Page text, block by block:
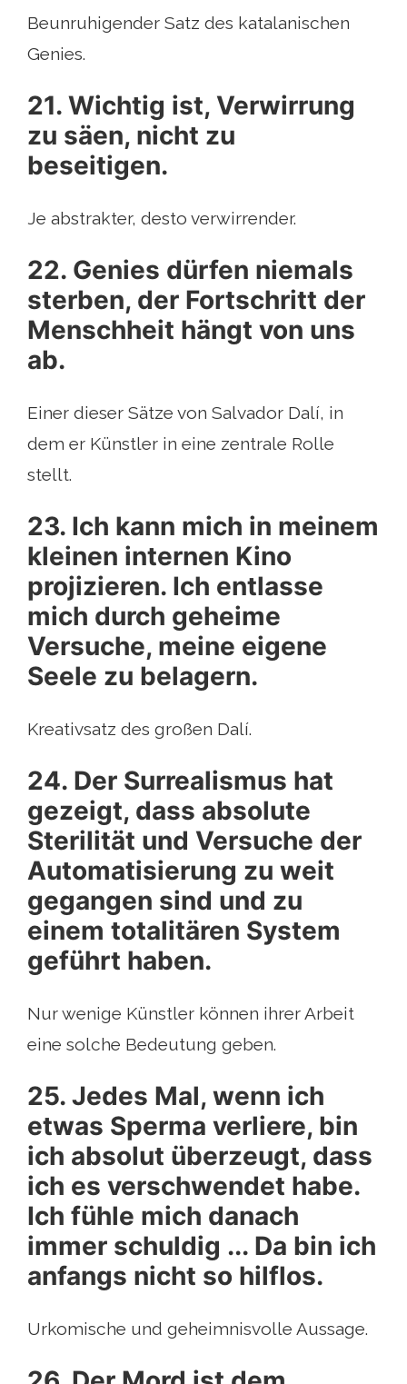
Beunruhigender Satz des katalanischen
Genies.
21. Wichtig ist, Verwirrung
zu säen, nicht zu
beseitigen.
Je abstrakter, desto verwirrender.
22. Genies dürfen niemals
sterben, der Fortschritt der
Menschheit hängt von uns
ab.
Einer dieser Sätze von Salvador Dalí, in
dem er Künstler in eine zentrale Rolle
stellt.
23. Ich kann mich in meinem
kleinen internen Kino
projizieren. Ich entlasse
mich durch geheime
Versuche, meine eigene
Seele zu belagern.
Kreativsatz des großen Dalí.
24. Der Surrealismus hat
gezeigt, dass absolute
Sterilität und Versuche der
Automatisierung zu weit
gegangen sind und zu
einem totalitären System
geführt haben.
Nur wenige Künstler können ihrer Arbeit
eine solche Bedeutung geben.
25. Jedes Mal, wenn ich
etwas Sperma verliere, bin
ich absolut überzeugt, dass
ich es verschwendet habe.
Ich fühle mich danach
immer schuldig ... Da bin ich
anfangs nicht so hilflos.
Urkomische und geheimnisvolle Aussage.